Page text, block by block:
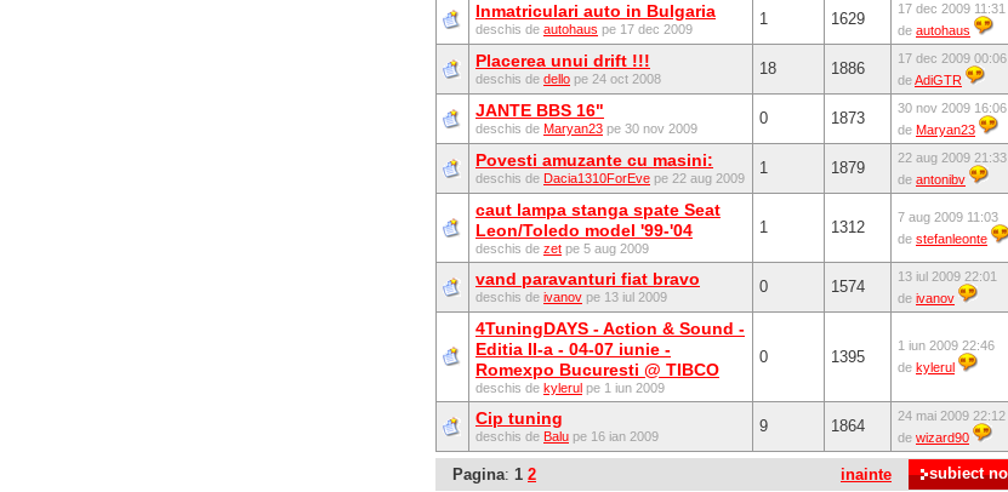
Inmatriculari auto in Bulgaria
deschis de autohaus pe 17 dec 2009
1 1629
17 dec 2009 11:31
de autohaus
Placerea unui drift !!!
deschis de dello pe 24 oct 2008
18 1886
17 dec 2009 00:06
deAdiGTR
JANTE BBS 16"
deschis de Maryan23 pe 30 nov 2009
0 1873
30 nov 2009 16:06
de Maryan23
Povesti amuzante cu masini:
deschis de Dacia1310ForEve pe 22 aug 2009
1 1879
22 aug 2009 21:33
de antonibv
caut lampa stanga spate Seat
Leon/Toledo model '99-'04
deschis de zet pe 5 aug 2009
1 1312
7 aug 2009 11:03
de stefanleonte
vand paravanturi fiat bravo
deschis de ivanov pe 13 iul 2009
0 1574
13 iul 2009 22:01
de ivanov
4TuningDAYS - Action & Sound -
Editia II-a - 04-07 iunie -
Romexpo Bucuresti @ TIBCO
deschis de kylerul pe 1 iun 2009
0 1395
1 iun 2009 22:46
de kylerul
Cip tuning
deschis de Balu pe 16 ian 2009
9 1864
24 mai 2009 22:12
de wizard90
Pagina: 1 2 inainte